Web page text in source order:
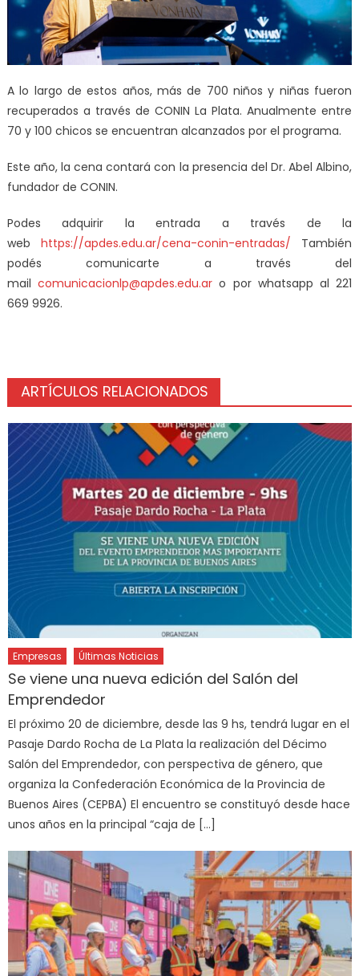
A lo largo de estos años, más de 700 niños y niñas fueron
recuperados a través de CONIN La Plata. Anualmente entre
70 y 100 chicos se encuentran alcanzados por el programa.
Este año, la cena contará con la presencia del Dr. Abel Albino,
fundador de CONIN.
Podes adquirir la entrada a través de la
web https://apdes.edu.ar/cena-conin-entradas/ También
podés comunicarte a través del
mailcomunicacionlp@apdes.edu.ar o por whatsapp al 221
669 9926.
ARTÍCULOS RELACIONADOS
Empresas Últimas Noticias
Se viene una nueva edición del Salón del
Emprendedor
El próximo 20 de diciembre, desde las 9 hs, tendrá lugar en el
Pasaje Dardo Rocha de La Plata la realización del Décimo
Salón del Emprendedor, con perspectiva de género, que
organiza la Confederación Económica de la Provincia de
Buenos Aires (CEPBA) El encuentro se constituyó desde hace
unos años en la principal “caja de […]